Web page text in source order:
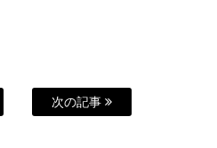
次の記事